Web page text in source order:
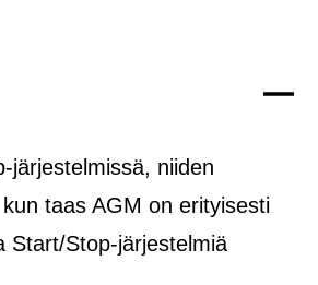
järjestelmissä, niiden
taas AGM on erityisesti
Start/Stop-järjestelmiä